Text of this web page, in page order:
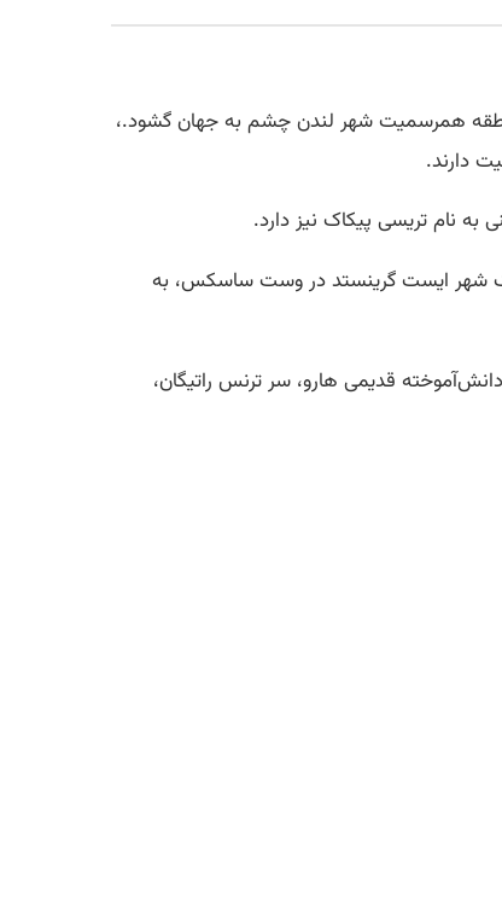
کوئین شارلوت و چلسی واقع در منطقه همرسمیت شهر لندن چشم به جهان گشود.،
دارند.
به نام تریسی پیکاک نیز دارد.
شهر ایست گرینستد در وست ساسکس، به
قدیمی هارو، سر ترنس راتیگان،